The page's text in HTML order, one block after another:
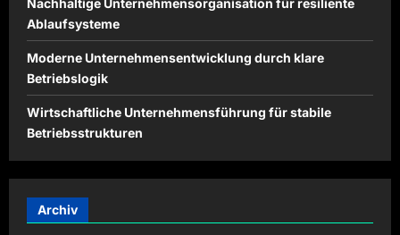
Ablaufsysteme
Moderne Unternehmensentwicklung durch klare
Betriebslogik
Wirtschaftliche Unternehmensführung für stabile
Betriebsstrukturen
Archiv